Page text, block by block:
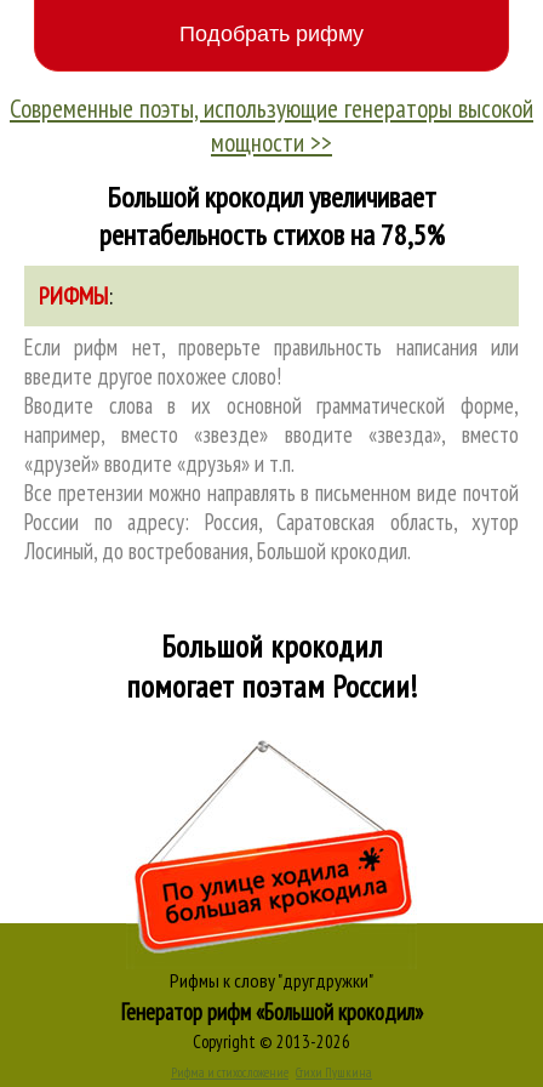
Современные поэты, использующие генераторы высокой
мощности >>
Большой крокодил увеличивает
рентабельность стихов на 78,5%
РИФМЫ:
Если рифм нет, проверьте правильность написания или
введите другое похожее слово!
Вводите слова в их основной грамматической форме,
например, вместо «звезде» вводите «звезда», вместо
«друзей» вводите «друзья» и т.п.
Все претензии можно направлять в письменном виде почтой
России по адресу: Россия, Саратовская область, хутор
Лосиный, до востребования, Большой крокодил.
Большой крокодил
помогает поэтам России!
Рифмы к слову "другдружки"
Генератор рифм «Большой крокодил»
Copyright © 2013-2026
Рифма и стихосложение Стихи Пушкина